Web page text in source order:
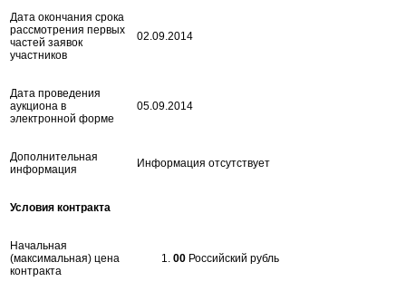
Дата окончания срока
рассмотрения первых
частей заявок
участников
02.09.2014
Дата проведения
аукциона в
электронной форме
05.09.2014
Дополнительная
информация
Информация отсутствует
Условия контракта
Начальная
(максимальная) цена
контракта
00 Российский рубль